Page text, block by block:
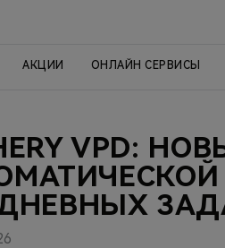
АКЦИИ ОНЛАЙН СЕРВИСЫ
VPD: